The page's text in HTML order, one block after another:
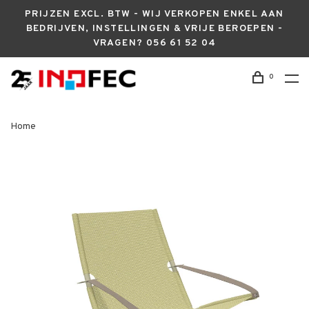
PRIJZEN EXCL. BTW - WIJ VERKOPEN ENKEL AAN
BEDRIJVEN, INSTELLINGEN & VRIJE BEROEPEN -
VRAGEN? 056 61 52 04
0
Home